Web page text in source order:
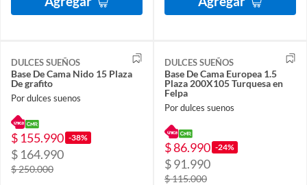
DULCES SUEÑOS
Base De Cama Nido 15 Plaza
De grafito
Por dulces suenos
$ 155.990 -38%
$ 164.990
$ 250.000
DULCES SUEÑOS
Base De Cama Europea 1.5
Plaza 200X105 Turquesa en
Felpa
Por dulces suenos
$ 86.990 -24%
$ 91.990
$ 115.000